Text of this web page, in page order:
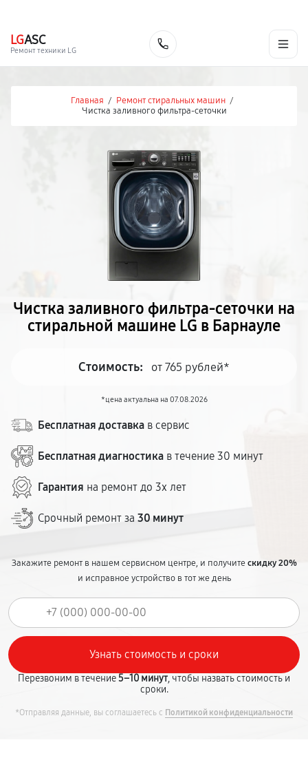
LGASC
Ремонт техники LG
Главная / Ремонт стиральных машин /
Чистка заливного фильтра-сеточки
Чистка заливного фильтра-сеточки на
стиральной машине LG в Барнауле
Стоимость: от 765 рублей*
*цена актуальна на 07.08.2026
Бесплатная доставка в сервис
Бесплатная диагностика в течение 30 минут
Гарантия на ремонт до 3х лет
Срочный ремонт за 30 минут
Закажите ремонт в нашем сервисном центре, и получитескидку 20%
и исправное устройство в тот же день
Перезвоним в течение5–10 минут, чтобы назвать стоимость и
сроки.
*Отправляя данные, вы соглашаетесь с Политикой конфиденциальности